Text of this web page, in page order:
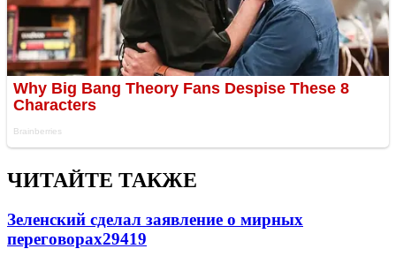
ЧИТАЙТЕ ТАКЖЕ
Зеленский сделал заявление о мирных
переговорах29419